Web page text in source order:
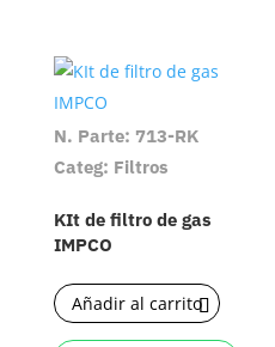
N. Parte: 713-RK
Categ: Filtros
KIt de filtro de gas
IMPCO
Añadir al carrito